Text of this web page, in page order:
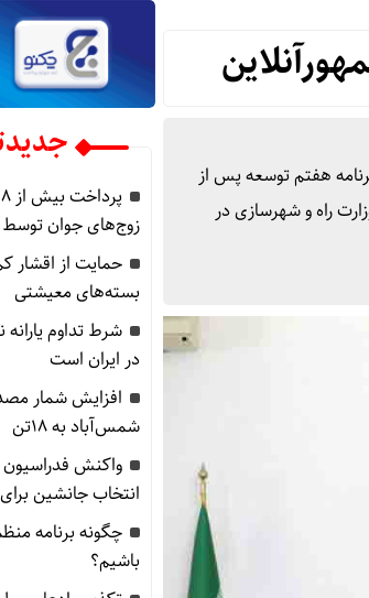
در جلسه شورای عالی راهبری برنامه هفتم توسعه پس از
راه و شهرسازی در
زوج‌های جوان توسط
حمایت از اقشار
بسته‌های معیشتی
شرط تداوم
در ایران است
افزایش شمار
شمس‌آباد به ۱۸تن
واکنش فدراسیون
انتخاب جانشین
چگونه برنامه
باشیم؟